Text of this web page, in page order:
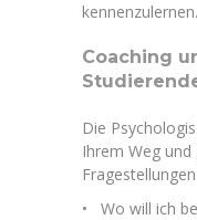
kennenzulernen.
Coaching
Die
Ihrem Weg
• Wo will ich